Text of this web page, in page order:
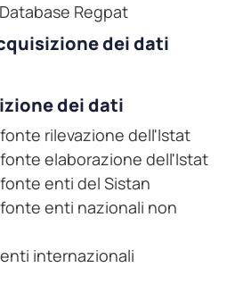
Regpat
dei dati
dei dati
rilevazione dell'Istat
elaborazione dell'Istat
enti del Sistan
enti nazionali non
internazionali